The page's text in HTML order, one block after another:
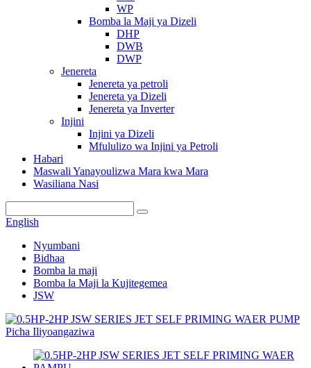
WP
Bomba la Maji ya Dizeli
DHP
DWB
DWP
Jenereta
Jenereta ya petroli
Jenereta ya Dizeli
Jenereta ya Inverter
Injini
Injini ya Dizeli
Mfululizo wa Injini ya Petroli
Habari
Maswali Yanayoulizwa Mara kwa Mara
Wasiliana Nasi
English
Nyumbani
Bidhaa
Bomba la maji
Bomba la Maji la Kujitegemea
JSW